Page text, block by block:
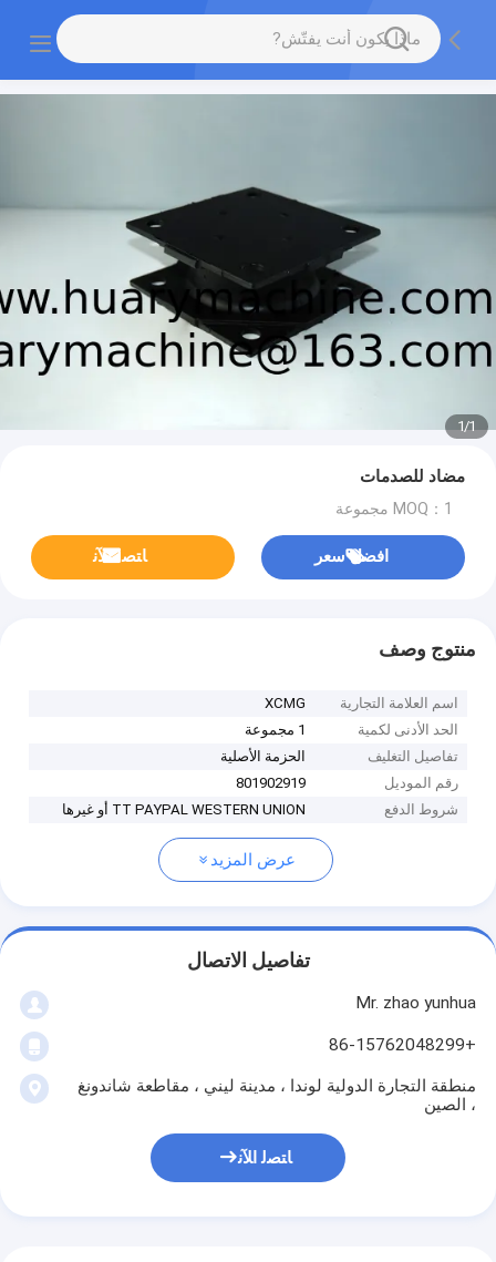
1
/
1
مضاد للصدمات
MOQ：1 مجموعة
افضل سعر ﺎﺘﺼﻟ ﺍﻶﻧ
منتوج وصف
اسم العلامة التجارية
XCMG
الحد الأدنى لكمية
1 مجموعة
تفاصيل التغليف
الحزمة الأصلية
رقم الموديل
801902919
شروط الدفع
TT PAYPAL WESTERN UNION أو غيرها
عرض المزيد
تفاصيل الاتصال
Mr. zhao yunhua
+86-15762048299
منطقة التجارة الدولية لوندا ، مدينة ليني ، مقاطعة شاندونغ
، الصين
ﺎﺘﺼﻟ ﺍﻶﻧ